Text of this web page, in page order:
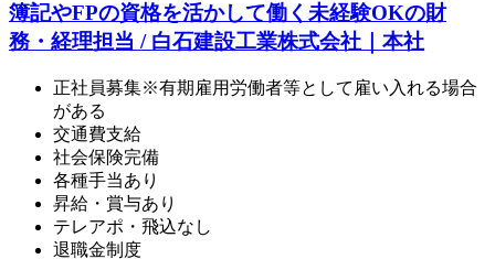
簿記やFPの資格を活かして働く未経験OKの財
務・経理担当 / 白石建設工業株式会社｜本社
正社員募集※有期雇用労働者等として雇い入れる場合
がある
交通費支給
社会保険完備
各種手当あり
昇給・賞与あり
テレアポ・飛込なし
退職金制度